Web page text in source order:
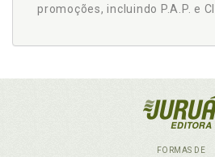
promoções, incluindo P.A.P. e
FORMAS DE